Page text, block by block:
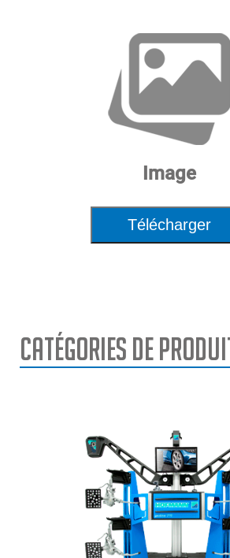
Image
Télécharger
Catégories de